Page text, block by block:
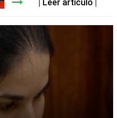
Leer artículo